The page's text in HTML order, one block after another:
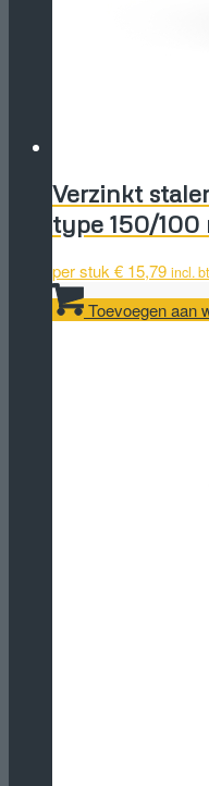
Verzinkt
type 150/
per stuk € 15,79 incl.
Toevoegen aan